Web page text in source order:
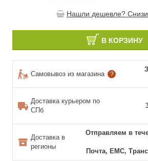
Нашли дешевле?
В КОРЗИНУ
Самовывоз из магазина ?
Доставка курьером по
СПб
Доставка в
регионы
Отправляем в
Почта, ЕМС,